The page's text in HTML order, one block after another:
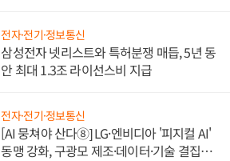
전자·전기·정보통신
삼성전자 넷리스트와 특허분쟁 매듭, 5년 동
안 최대 1.3조 라이선스비 지급
전자·전기·정보통신
[AI 뭉쳐야 산다⑧] LG·엔비디아 '피지컬 AI'
동맹 강화, 구광모 제조·데이터·기술 결집